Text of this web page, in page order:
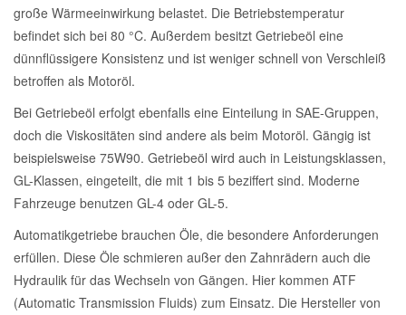
große Wärmeeinwirkung belastet. Die Betriebstemperatur
befindet sich bei 80 °C. Außerdem besitzt Getriebeöl eine
dünnflüssigere Konsistenz und ist weniger schnell von Verschleiß
betroffen als Motoröl.
Bei Getriebeöl erfolgt ebenfalls eine Einteilung in SAE-Gruppen,
doch die Viskositäten sind andere als beim Motoröl. Gängig ist
beispielsweise 75W90. Getriebeöl wird auch in Leistungsklassen,
GL-Klassen, eingeteilt, die mit 1 bis 5 beziffert sind. Moderne
Fahrzeuge benutzen GL-4 oder GL-5.
Automatikgetriebe brauchen Öle, die besondere Anforderungen
erfüllen. Diese Öle schmieren außer den Zahnrädern auch die
Hydraulik für das Wechseln von Gängen. Hier kommen ATF
(Automatic Transmission Fluids) zum Einsatz. Die Hersteller von
Honda Ersatzteile
Hyundai Ersatzteile
Jeep Ersatzteile
Kia Ersatzteile
Lancia Ersatzteile
Mazda Ersatzteile